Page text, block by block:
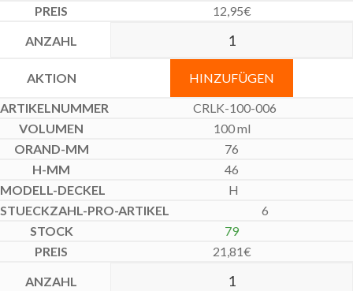
12,95€
HINZUFÜGEN
CRLK-100-006
100 ml
76
46
H
6
79
21,81€